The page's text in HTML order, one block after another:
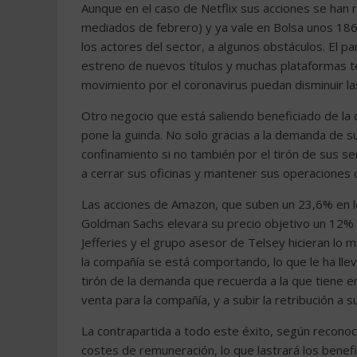
Aunque en el caso de Netflix sus acciones se
mediados de febrero) y ya vale en Bolsa unos
los actores del sector, a algunos obstáculos. El
estreno de nuevos títulos y muchas plataformas
movimiento por el coronavirus puedan disminuir
Otro negocio que está saliendo beneficiado de la
pone la guinda. No solo gracias a la demanda
confinamiento si no también por el tirón de sus
a cerrar sus oficinas y mantener sus
Las acciones de Amazon, que suben un 23,6%
Goldman Sachs elevara su precio objetivo un
Jefferies y el grupo asesor de Telsey hicieran lo
la compañía se está comportando, lo que le ha
tirón de la demanda que recuerda a la que tiene
venta para la compañía, y a subir la retribución a
La contrapartida a todo este éxito, según
costes de remuneración, lo que lastrará los